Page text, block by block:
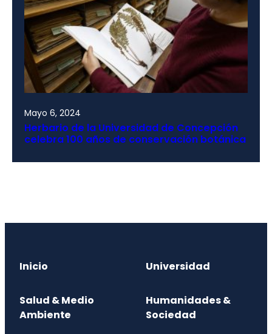
Mayo 6, 2024
Herbario de la Universidad de Concepción
celebra 100 años de conservación botánica
Inicio Universidad
Salud & Medio
Ambiente
Humanidades &
Sociedad